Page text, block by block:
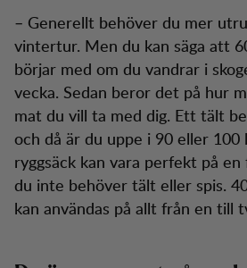
– Generellt behöver du mer
vintertur. Men du kan säga att
börjar med om du vandrar i
vecka. Sedan beror det på hur
mat du vill ta med dig. Ett tält
och då är du uppe i 90 eller
ryggsäck kan vara perfekt på
du inte behöver tält eller spis.
kan användas på allt från en till